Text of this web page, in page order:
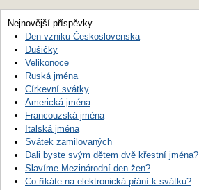
Nejnovější příspěvky
Den vzniku Československa
Dušičky
Velikonoce
Ruská jména
Církevní svátky
Americká jména
Francouzská jména
Italská jména
Svátek zamilovaných
Dali byste svým dětem dvě křestní jména?
Slavíme Mezinárodní den žen?
Co říkáte na elektronická přání k svátku?